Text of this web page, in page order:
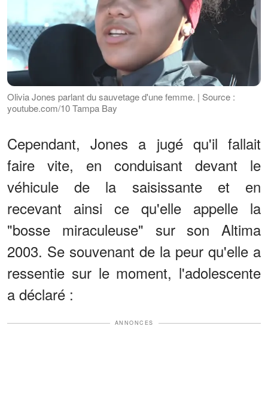
Olivia Jones parlant du sauvetage d'une femme. | Source :
youtube.com/10 Tampa Bay
Cependant, Jones a jugé qu'il fallait
faire vite, en conduisant devant le
véhicule de la saisissante et en
recevant ainsi ce qu'elle appelle la
"bosse miraculeuse" sur son Altima
2003. Se souvenant de la peur qu'elle a
ressentie sur le moment, l'adolescente
a déclaré :
ANNONCES